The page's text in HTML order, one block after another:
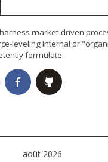
market-driven
leveling internal or
formulate.
août 2026